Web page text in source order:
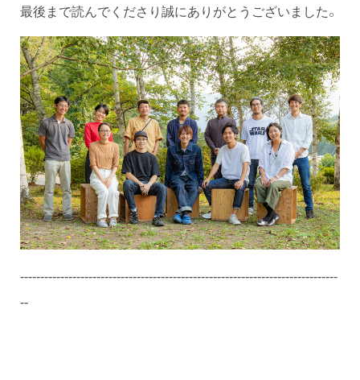
最後まで読んでくださり誠にありがとうございました。
-------------------------------------------------------------------------------
--